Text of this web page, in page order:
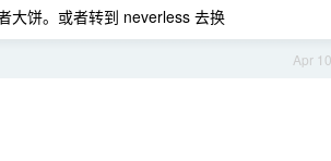
大饼。或者转到 neverless 去换
Apr 10